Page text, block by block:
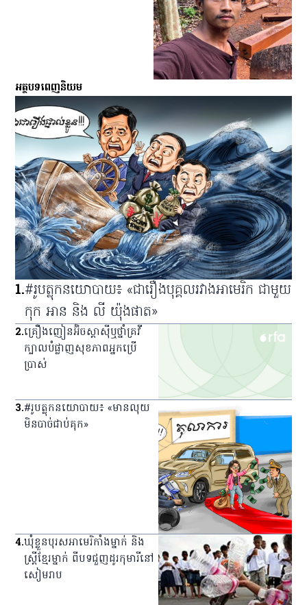
អត្ថបទពេញនិយម
1.#រូបត្លុកនយោបាយ៖ «ជារឿងបុគ្គលរវាងអាមេរិក ជាមួយ
កុក អាន និង លី យ៉ុងផាត»
2.គ្រឿង​ញៀន​អ៊ិចស្តាស៊ី​ឬ​ថ្នាំ​គ្រវី​
ក្បាល​បំផ្លាញ​សុខភាព​អ្នក​ប្រើ
ប្រាស់
3.#រូបត្លុកនយោបាយ៖ «មានលុយ
មិនបាច់ជាប់គុក»
4.ឃុំ​ខ្លួន​បុរស​អាមេរិកាំង​ម្នាក់ និង​
ស្ត្រី​ខ្មែរ​ម្នាក់ ពី​បទ​ជួញ​ដូរ​កុមារី​នៅ​
សៀមរាប